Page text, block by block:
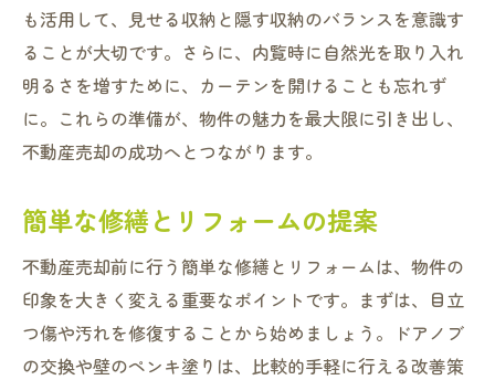
も活用して、見せる収納と隠す収納のバランスを意識す
ることが大切です。さらに、内覧時に自然光を取り入れ
明るさを増すために、カーテンを開けることも忘れず
に。これらの準備が、物件の魅力を最大限に引き出し、
不動産売却の成功へとつながります。
簡単な修繕とリフォームの提案
不動産売却前に行う簡単な修繕とリフォームは、物件の
印象を大きく変える重要なポイントです。まずは、目立
つ傷や汚れを修復することから始めましょう。ドアノブ
の交換や壁のペンキ塗りは、比較的手軽に行える改善策